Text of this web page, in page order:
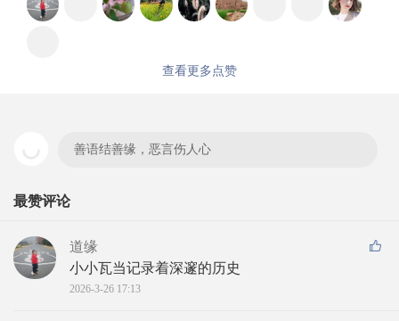
查看更多点赞
善语结善缘，恶言伤人心
最赞评论
道缘
小小瓦当记录着深邃的历史
2026-3-26 17:13